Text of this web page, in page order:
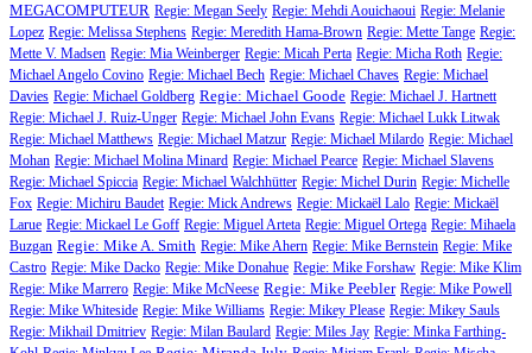
MEGACOMPUTEUR Regie: Megan Seely Regie: Mehdi Aouichaoui Regie: Melanie
Lopez Regie: Melissa Stephens Regie: Meredith Hama-Brown Regie: Mette Tange Regie:
Mette V. Madsen Regie: Mia Weinberger Regie: Micah Perta Regie: Micha Roth Regie:
Michael Angelo Covino Regie: Michael Bech Regie: Michael Chaves Regie: Michael
Davies Regie: Michael Goldberg Regie: Michael Goode Regie: Michael J. Hartnett
Regie: Michael J. Ruiz-Unger Regie: Michael John Evans Regie: Michael Lukk Litwak
Regie: Michael Matthews Regie: Michael Matzur Regie: Michael Milardo Regie: Michael
Mohan Regie: Michael Molina Minard Regie: Michael Pearce Regie: Michael Slavens
Regie: Michael Spiccia Regie: Michael Walchhütter Regie: Michel Durin Regie: Michelle
Fox Regie: Michiru Baudet Regie: Mick Andrews Regie: Mickaël Lalo Regie: Mickaël
Larue Regie: Mickael Le Goff Regie: Miguel Arteta Regie: Miguel Ortega Regie: Mihaela
Buzgan Regie: Mike A. Smith Regie: Mike Ahern Regie: Mike Bernstein Regie: Mike
Castro Regie: Mike Dacko Regie: Mike Donahue Regie: Mike Forshaw Regie: Mike Klim
Regie: Mike Marrero Regie: Mike McNeese Regie: Mike Peebler Regie: Mike Powell
Regie: Mike Whiteside Regie: Mike Williams Regie: Mikey Please Regie: Mikey Sauls
Regie: Mikhail Dmitriev Regie: Milan Baulard Regie: Miles Jay Regie: Minka Farthing-